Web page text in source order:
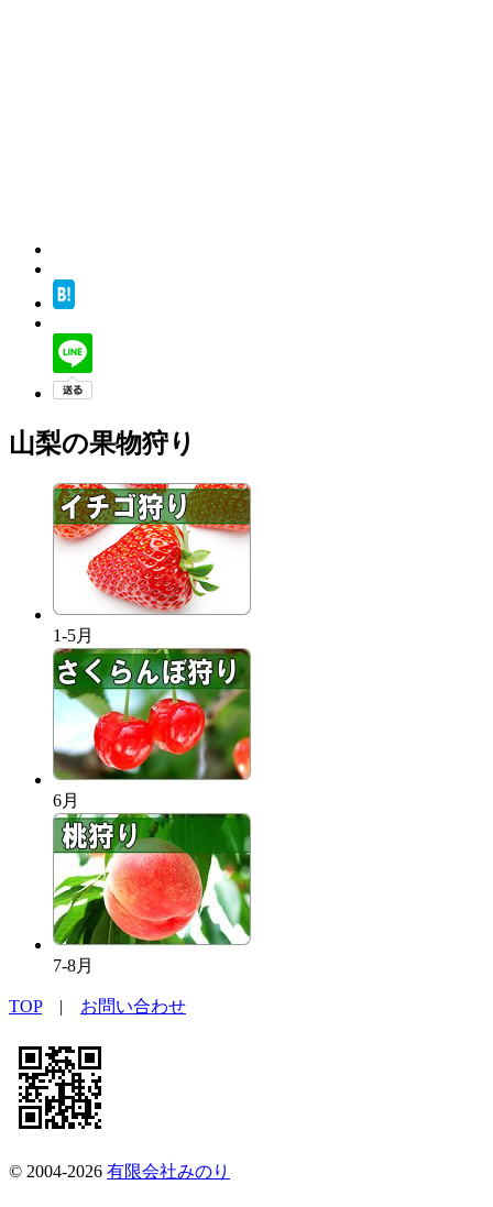
山梨の果物狩り
1-5月
6月
7-8月
TOP| お問い合わせ
© 2004-2026 有限会社みのり